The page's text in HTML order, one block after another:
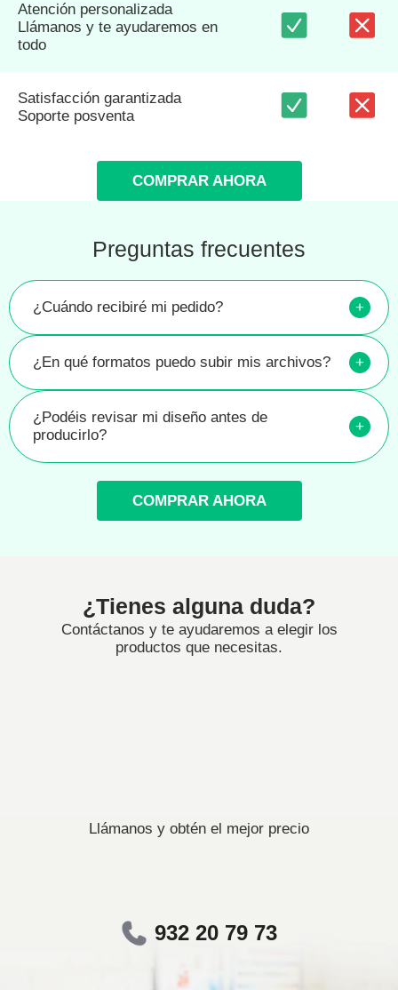
Atención personalizada
Llámanos y te ayudaremos en
todo
Satisfacción garantizada
Soporte posventa
COMPRAR AHORA
Preguntas frecuentes
¿Cuándo recibiré mi pedido? +
¿En qué formatos puedo subir mis archivos? +
¿Podéis revisar mi diseño antes de
producirlo?
+
COMPRAR AHORA
¿Tienes alguna duda?
Contáctanos y te ayudaremos a elegir los
productos que necesitas.
Llámanos y obtén el mejor precio
932 20 79 73